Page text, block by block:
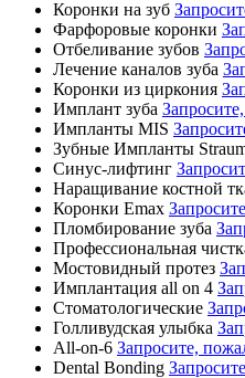
Коронки на зуб
Фарфоровые коронки
Отбеливание зубов
Лечение каналов зуба
Коронки из циркония
Имплант зуба
Импланты MIS
Зубные Импланты
Синус-лифтинг
Наращивание костной
Коронки Emax
Пломбирование зуба
Профессиональная
Мостовидный протез
Имплантация all on 4
Стоматологические
Голливудская улыбка
All-on-6 Запросите,
Dental Bonding